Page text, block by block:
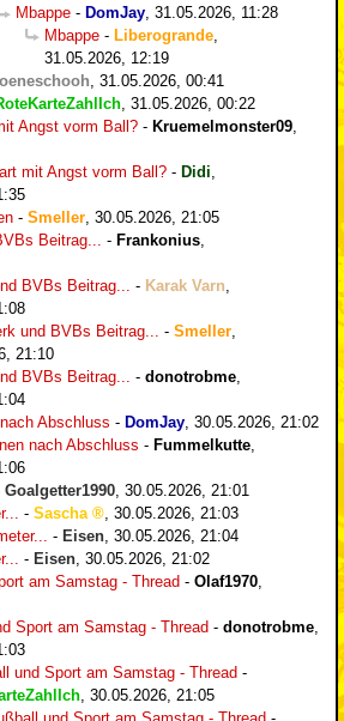
Mbappe - DomJay 31.05.2026, 11:28
Mbappe - Liberogrande
31.05.2026, 12:19
31.05.2026, 00:41
31.05.2026, 00:22
Angst vorm Ball? - Kruemelmonster09
mit Angst vorm Ball? - Didi
- Smeller 30.05.2026, 21:05
Beitrag...
- Frankonius
BVBs Beitrag...
- Karak Varn
und BVBs Beitrag...
- Smeller
21:10
BVBs Beitrag...
- donotrobme
Abschluss - DomJay 30.05.2026, 21:02
nach Abschluss - Fummelkutte
Goalgetter1990 30.05.2026, 21:01
- Sascha
30.05.2026, 21:03
- Eisen 30.05.2026, 21:04
- Eisen 30.05.2026, 21:02
am Samstag - Thread - Olaf1970
Sport am Samstag - Thread - donotrobme
und Sport am Samstag - Thread -
30.05.2026, 21:05